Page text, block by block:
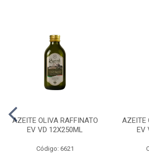
AZEITE OLIVA RAFFINATO
EV VD 12X250ML
Código: 6621
AZEITE
EV